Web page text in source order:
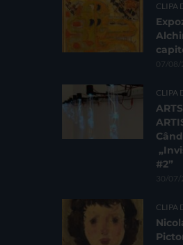
CLIPA
07/
CLIPA
#2”
30/07/
CLIPA